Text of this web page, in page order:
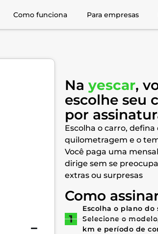
Como funciona Para empresas
Na yescar,
escolhe seu
por
Escolha o carro, defina
quilometragem e o
Você paga uma
dirige sem se
extras ou surpresas
Como
Escolha o plano do
Selecione o
km e período de